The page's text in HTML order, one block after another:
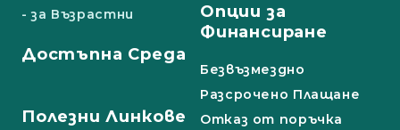
- за Възрастни
Достъпна Среда
Опции за
Финансиране
Безвъзмездно
Разсрочено Плащане
Полезни Линкове Отказ от поръчка